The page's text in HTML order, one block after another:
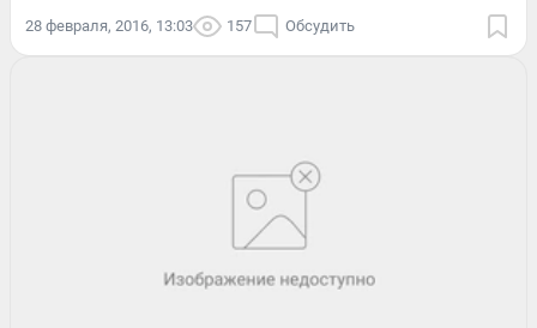
28 февраля, 2016, 13:03 157 Обсудить